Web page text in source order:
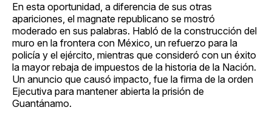
En esta oportunidad, a diferencia de sus otras
apariciones, el magnate republicano se mostró
moderado en sus palabras. Habló de la construcción del
muro en la frontera con México, un refuerzo para la
policía y el ejército, mientras que consideró con un éxito
la mayor rebaja de impuestos de la historia de la Nación.
Un anuncio que causó impacto, fue la firma de la orden
Ejecutiva para mantener abierta la prisión de
Guantánamo.